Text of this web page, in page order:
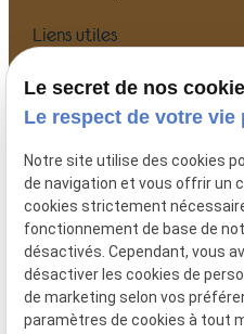
Liens utiles
Accueil
Votre avocat
Contact
Plan du site
Mentions légales
Politique de
Gestion des cookies
Le secret de nos
Le respect de votre vie
Notre site utilise des cookies
de navigation et vous offrir un
cookies strictement
fonctionnement de base de
désactivés. Cependant, vous
désactiver les cookies de
de marketing selon vos
paramètres de cookies à tout